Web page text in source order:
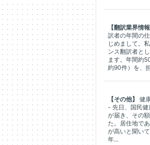
【翻訳業界情報
訳者の年間の
じめまして。
ンス翻訳者と
ます。年間約
約90件）を、
【その他】
健
- 先日、国民
が届き、その
た。居住地で
が高いと聞い
年...